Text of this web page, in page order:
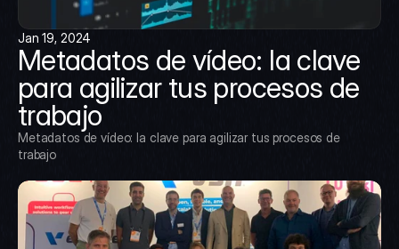
Jan 19, 2024
Metadatos de vídeo: la clave
para agilizar tus procesos de
trabajo
Metadatos de vídeo: la clave para agilizar tus procesos de
trabajo